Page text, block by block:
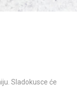
Sladokusce će